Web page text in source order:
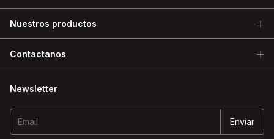
Nuestros productos
Contactanos
Newsletter